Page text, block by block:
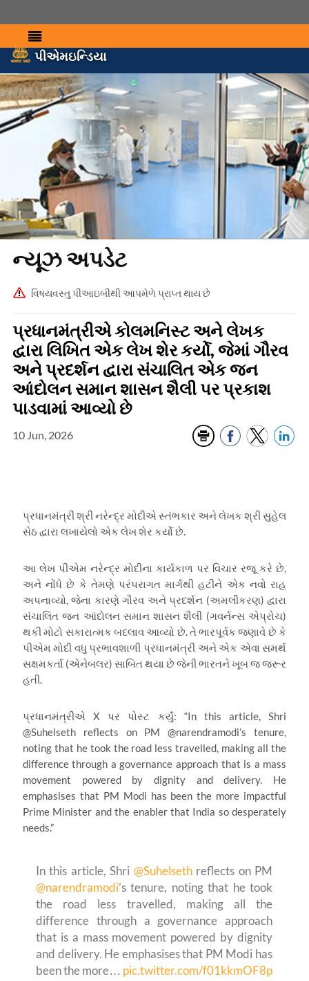
પીએમઇન્ડિયા
ન્યૂઝ અપડેટ
વિષયવસ્તુ પીઆઇબીથી આપમેળે પ્રાપ્ત થાય છે
પ્રધાનમંત્રીએ કોલમનિસ્ટ અને લેખક
દ્વારા લિખિત એક લેખ શેર કર્યો, જેમાં ગૌરવ
અને પ્રદર્શન દ્વારા સંચાલિત એક જન
આંદોલન સમાન શાસન શૈલી પર પ્રકાશ
પાડવામાં આવ્યો છે
10 Jun, 2026
પ્રધાનમંત્રી શ્રી નરેન્દ્ર મોદીએ સ્તંભકાર અને લેખક શ્રી સુહેલ
સેઠ દ્વારા લખાયેલો એક લેખ શેર કર્યો છે.
આ લેખ પીએમ નરેન્દ્ર મોદીના કાર્યકાળ પર વિચાર રજૂ કરે છે,
અને નોંધે છે કે તેમણે પરંપરાગત માર્ગથી હટીને એક નવો રાહ
અપનાવ્યો,જેના કારણે ગૌરવ અને પ્રદર્શન (અમલીકરણ) દ્વારા
સંચાલિત જન આંદોલન સમાન શાસન શૈલી (ગવર્નન્સ એપ્રોચ)
થકી મોટો સકારાત્મક બદલાવ આવ્યો છે. તે ભારપૂર્વક જણાવે છે કે
પીએમ મોદી વધુ પ્રભાવશાળી પ્રધાનમંત્રી અને એક એવા સમર્થ
સક્ષમકર્તા (એનેબલર) સાબિત થયા છે જેની ભારતને ખૂબ જ જરૂર
હતી.
પ્રધાનમંત્રીએX પર પોસ્ટ કર્યું: “In this article, Shri
@Suhelseth reflects on PM @narendramodi’s tenure,
noting that he took the road less travelled, making all the
difference through a governance approach that is a mass
movement powered by dignity and delivery. He
emphasises that PM Modi has been the more impactful
Prime Minister and the enabler that India so desperately
needs.”
In this article, Shri @Suhelsethreflects on PM
@narendramodi’s tenure, noting that he took
the road less travelled, making all the
difference through a governance approach
that is a mass movement powered by dignity
and delivery. He emphasises that PM Modi has
been the more… pic.twitter.com/f01kkmOF8p